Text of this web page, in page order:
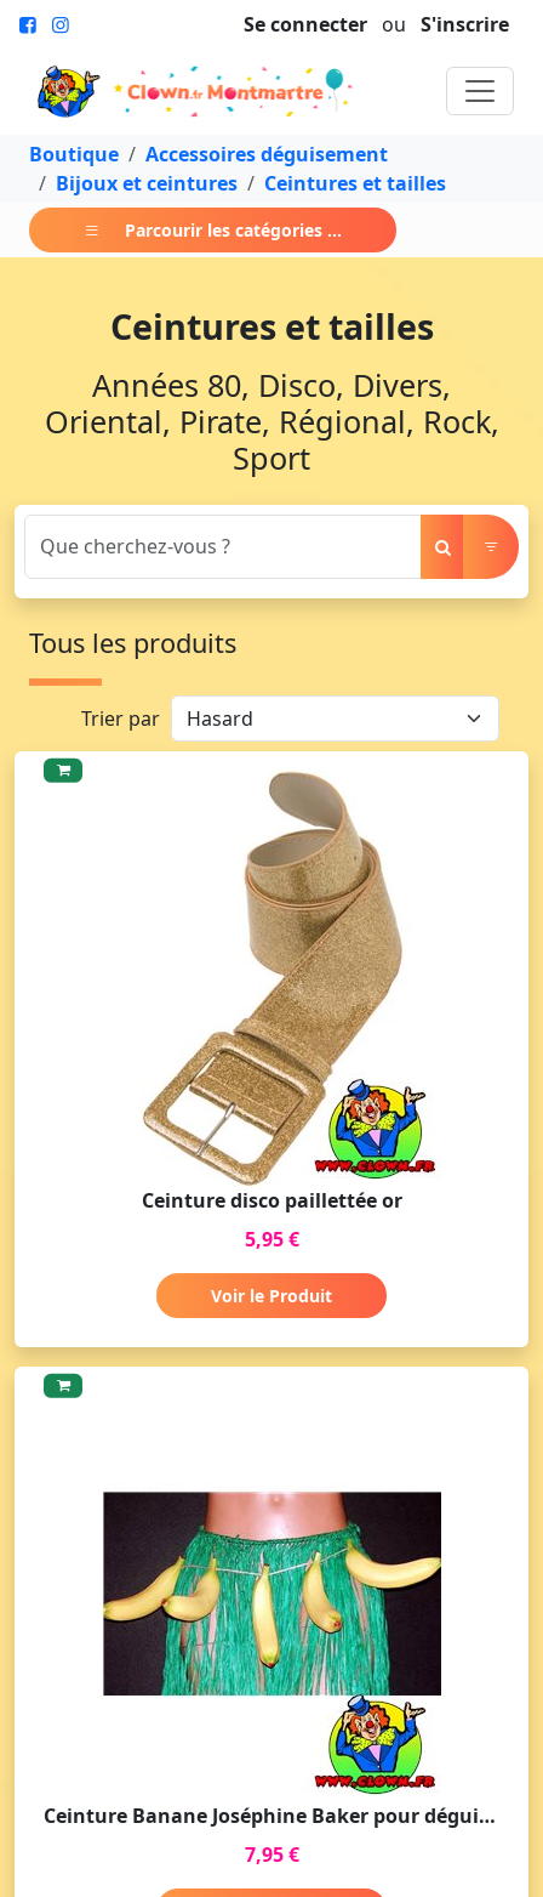
Se connecter ou S'inscrire
Boutique
Accessoires déguisement
Bijoux et ceintures
Ceintures et tailles
Parcourir les catégories ...
Ceintures et tailles
Années 80, Disco, Divers,
Oriental, Pirate, Régional, Rock,
Sport
Tous les produits
Trier par
Ceinture disco paillettée or
5,95 €
Voir le Produit
Ceinture Banane Joséphine Baker pour déguisement
7,95 €